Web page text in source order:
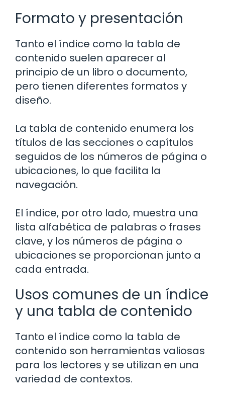
Formato y presentación
Tanto el índice como la tabla de
contenido suelen aparecer al
principio de un libro o documento,
pero tienen diferentes formatos y
diseño.
La tabla de contenido enumera los
títulos de las secciones o capítulos
seguidos de los números de página o
ubicaciones, lo que facilita la
navegación.
El índice, por otro lado, muestra una
lista alfabética de palabras o frases
clave, y los números de página o
ubicaciones se proporcionan junto a
cada entrada.
Usos comunes de un índice
y una tabla de contenido
Tanto el índice como la tabla de
contenido son herramientas valiosas
para los lectores y se utilizan en una
variedad de contextos.